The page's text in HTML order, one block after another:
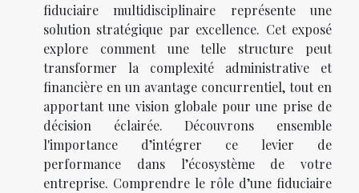
fiduciaire multidisciplinaire représente une
solution stratégique par excellence. Cet exposé
explore comment une telle structure peut
transformer la complexité administrative et
financière en un avantage concurrentiel, tout en
apportant une vision globale pour une prise de
décision éclairée. Découvrons ensemble
l'importance d’intégrer ce levier de
performance dans l’écosystème de votre
entreprise. Comprendre le rôle d’une fiduciaire